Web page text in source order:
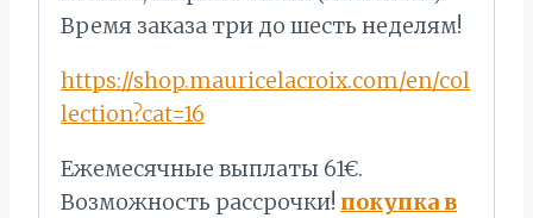
Время заказа три до шесть неделям!
https://shop.mauricelacroix.com/en/col
lection?cat=16
Ежемесячные выплаты 61€.
Bозможность рассрочки! покупка в